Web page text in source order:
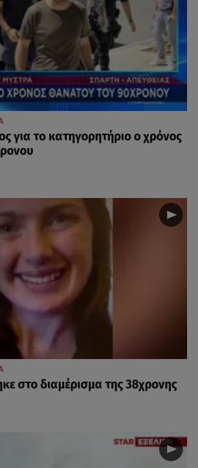
για το κατηγορητήριο ο χρόνος
στο διαμέρισμα της 38χρονης